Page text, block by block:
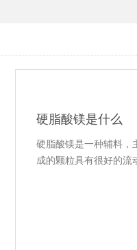
硬脂酸镁是什么
硬脂酸镁是一种辅料，
成的颗粒具有很好的流